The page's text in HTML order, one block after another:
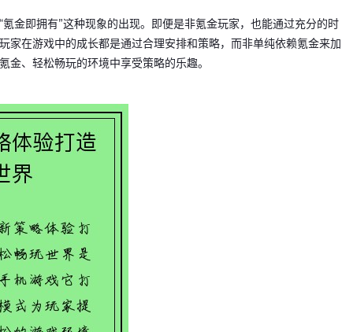
金即拥有”这种现象的出现。即便是非氪金玩家，也能通过充分的时
家在游戏中的成长都是通过合理安排和策略，而非单纯依赖氪金来加
、轻松畅玩的环境中享受策略的乐趣。